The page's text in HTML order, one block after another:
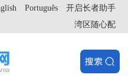
开启长者助手
Português
湾区随心配